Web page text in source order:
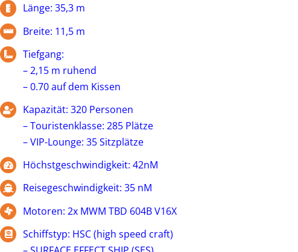
Länge: 35,3 m
Breite: 11,5 m
Tiefgang:
– 2,15 m ruhend
– 0.70 auf dem Kissen
Kapazität: 320 Personen
– Touristenklasse: 285 Plätze
– VIP-Lounge: 35 Sitzplätze
Höchstgeschwindigkeit: 42nM
Reisegeschwindigkeit: 35 nM
Motoren: 2x MWM TBD 604B V16X
Schiffstyp: HSC (high speed craft)